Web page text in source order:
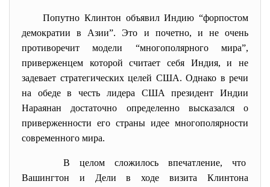
Попутно Клинтон объявил Индию “форпостом
демократии в Азии”. Это и почетно, и не очень
противоречит модели “многополярного мира”,
приверженцем которой считает себя Индия, и не
задевает стратегических целей США. Однако в речи
на обеде в честь лидера США президент Индии
Нараянан достаточно определенно высказался о
приверженности его страны идее многополярности
современного мира.
В целом сложилось впечатление, что
Вашингтон и Дели в ходе визита Клинтона